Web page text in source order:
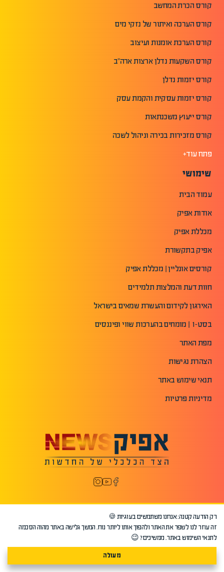
קורס הכרת המחשב
קורס הערכה ואיתור של נזקי מים
קורס הערכת אומנות ועיצוב
קורס השקעות נדלן ארצות ארה"ב
קורס יזמות נדלן
קורס יזמות עסקית והקמת עסק
קורס ייעוץ משכנתאות
קורס מזכירות בכירה וניהול לשכה
פתח עוד+
שימושי
עמוד הבית
אודות אפיק
מכללת אפיק
אפיק בתקשורת
קורסים אונליין | מכללת אפיק
חוות דעת והמלצות תלמידים
האירגון לקידום והעשרת שמאים בישראל
בסט-1 | מומחים בהערכות שווי ופיננסים
מפת האתר
הצהרת נגישות
תנאי שימוש באתר
מדיניות פרטיות
רק הודעה קטנה: אנחנו משתמשים בעוגיות 🍪
זה עוזר לנו לשפר את האתר ולהפוך אותו ליותר נוח. המשך גלישה באתר מהוה הסכמה
לתנאי השימוש באתר. ממשיכים? 😉
מעולה